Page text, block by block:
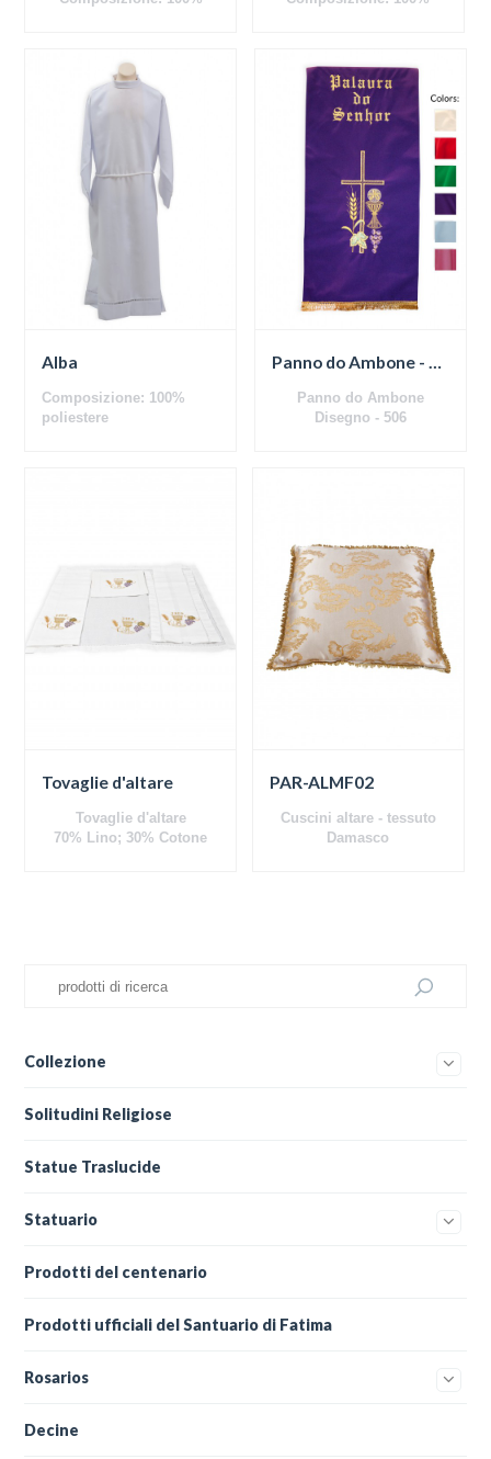
Alba
Composizione: 100%
poliestere
Panno do Ambone - 506
Panno do Ambone
Disegno - 506
Tovaglie d'altare
Tovaglie d'altare
70% Lino; 30% Cotone
PAR-ALMF02
Cuscini altare - tessuto
Damasco
Collezione
Solitudini Religiose
Statue Traslucide
Statuario
Prodotti del centenario
Prodotti ufficiali del Santuario di Fatima
Rosarios
Decine